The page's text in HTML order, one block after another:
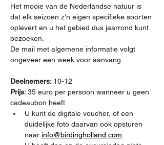
Het mooie van de Nederlandse natuur is
dat elk seizoen z'n eigen specifieke soorten
oplevert en u het gebied dus jaarrond kunt
bezoeken.
De mail met algemene informatie volgt
ongeveer een week voor aanvang.
Deelnemers: 10-12
Prijs: 35 euro per persoon wanneer u geen
cadeaubon heeft
U kunt de digitale voucher, of een
duidelijke foto daarvan ook opsturen
naar info@birdingholland.com